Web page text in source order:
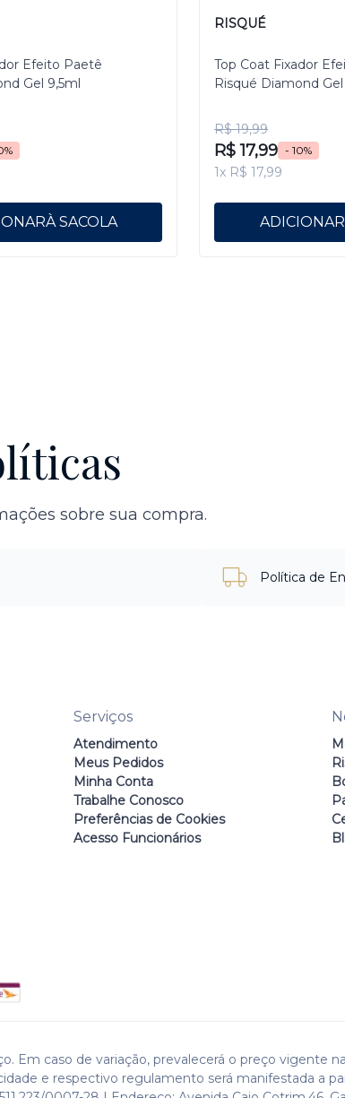
Efeito Paetê
Gel 9,5ml
RISQUÉ
Top Coat Fixador
Risqué Diamond
R$ 19,99
R$ 17,99 - 10%
1x R$ 17,99
ADICIONAR
sobre sua compra.
Política de
Serviços
Atendimento
Meus Pedidos
Minha Conta
Trabalhe Conosco
Preferências de Cookies
Acesso Funcionários
Em caso de variação, prevalecerá o preço vigente
e respectivo regulamento será manifestada a